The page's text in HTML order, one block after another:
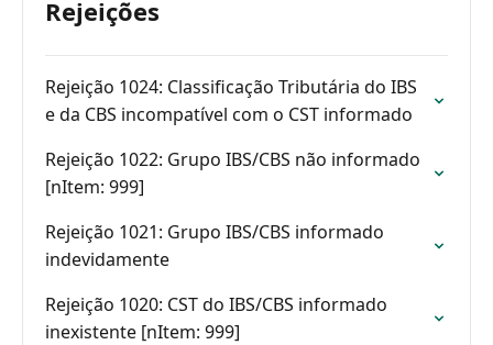
Rejeições
Rejeição 1024: Classificação Tributária do IBS
e da CBS incompatível com o CST informado
Rejeição 1022: Grupo IBS/CBS não informado
[nItem: 999]
Rejeição 1021: Grupo IBS/CBS informado
indevidamente
Rejeição 1020: CST do IBS/CBS informado
inexistente [nItem: 999]